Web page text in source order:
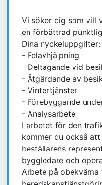
Vi söker dig som vill
en förbättrad
Dina nyckeluppgifter:
- Felavhjälpning
- Deltagande vid
- Åtgärdande av
- Vintertjänster
- Förebyggande
- Analysarbete
I arbetet för den
kommer du också
beställarens
byggledare och
Arbete på obekväma